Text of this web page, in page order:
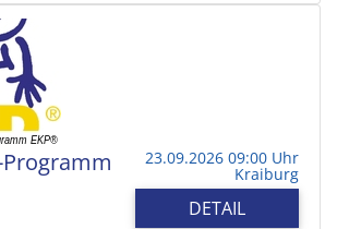
23.09.2026 09:00 Uhr
Kraiburg
DETAIL